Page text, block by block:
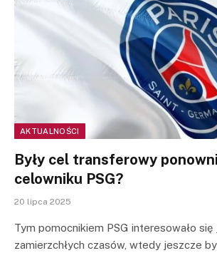
AKTUALNOŚCI
Były cel transferowy
celowniku PSG?
20 lipca 2025
Tym pomocnikiem PSG interesowało się
zamierzchłych czasów, wtedy jeszcze